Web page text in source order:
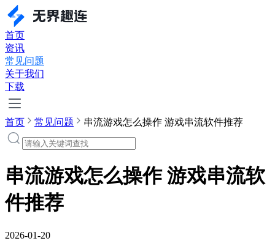
首页
资讯
常见问题
关于我们
下载
首页 常见问题 串流游戏怎么操作 游戏串流软件推荐
串流游戏怎么操作 游戏串流软
件推荐
2026-01-20